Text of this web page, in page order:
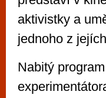
aktivistky a
jednoho z
Nabitý